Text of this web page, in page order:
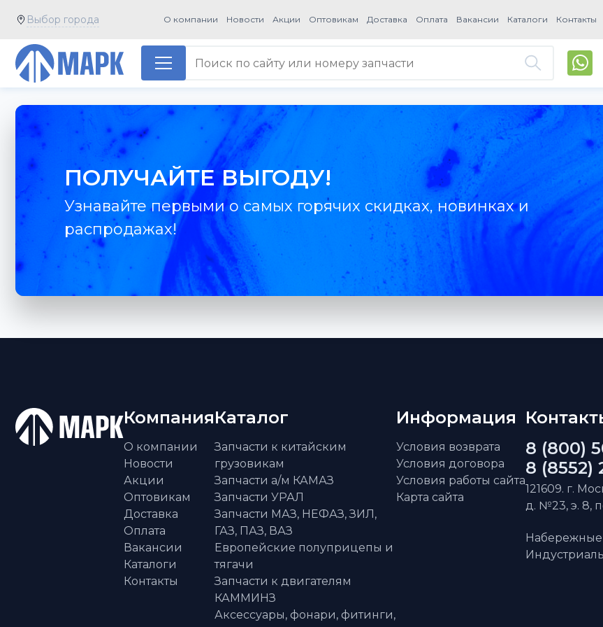
Выбор города О компании Новости Акции Оптовикам Доставка Оплата Вакансии Каталоги Контакты
ПОЛУЧАЙТЕ ВЫГОДУ!
Узнавайте первыми о самых горячих скидках, новинках и
распродажах!
Компания
О компании
Новости
Акции
Оптовикам
Доставка
Оплата
Вакансии
Каталоги
Контакты
Каталог
Запчасти к китайским
грузовикам
Запчасти а/м КАМАЗ
Запчасти УРАЛ
Запчасти МАЗ, НЕФАЗ, ЗИЛ,
ГАЗ, ПАЗ, ВАЗ
Европейские полуприцепы и
тягачи
Запчасти к двигателям
КАММИНЗ
Аксессуары, фонари, фитинги,
Информация
Условия возврата
Условия договора
Условия работы сайта
Карта сайта
8 (800)
8 (8552)
121609. г.
д. №23, э. 8,